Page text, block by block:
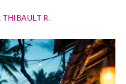
THIBAULT R.